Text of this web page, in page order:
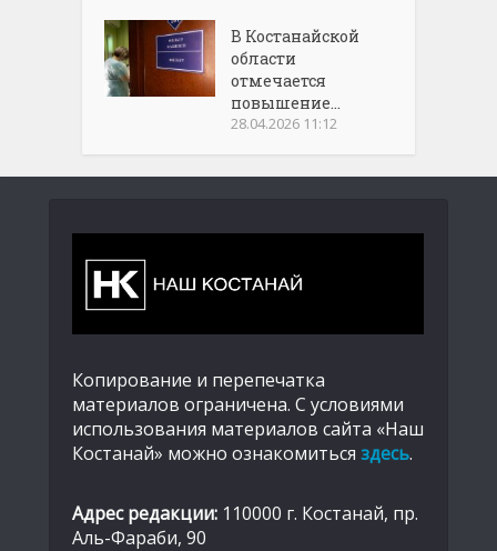
В Костанайской
области
отмечается
повышение...
28.04.2026 11:12
Копирование и перепечатка
материалов ограничена. С условиями
использования материалов сайта «Наш
Костанай» можно ознакомиться здесь.
Адрес редакции: 110000 г. Костанай, пр.
Аль-Фараби, 90